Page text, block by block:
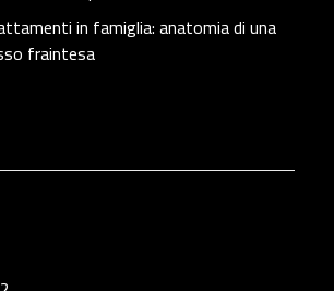
in famiglia: anatomia di una
fraintesa